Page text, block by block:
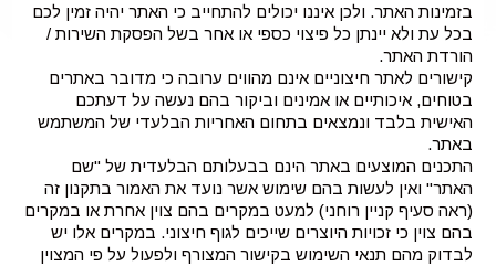
בזמינות האתר. ולכן איננו יכולים להתחייב כי האתר יהיה זמין לכם
בכל עת ולא יינתן כל פיצוי כספי או אחר בשל הפסקת השירות /
הורדת האתר.
קישורים לאתר חיצוניים אינם מהווים ערובה כי מדובר באתרים
בטוחים, איכותיים או אמינים וביקור בהם נעשה על דעתכם
האישית בלבד ונמצאים בתחום האחריות הבלעדי של המשתמש
באתר.
התכנים המוצעים באתר הינם בבעלותם הבלעדית של "שם
האתר" ואין לעשות בהם שימוש אשר נועד את האמור בתקנון זה
(ראה סעיף קניין רוחני) למעט במקרים בהם צוין אחרת או במקרים
בהם צוין כי זכויות היוצרים שייכים לגוף חיצוני. במקרים אלו יש
לבדוק מהם תנאי השימוש בקישור המצורף ולפעול על פי המצוין